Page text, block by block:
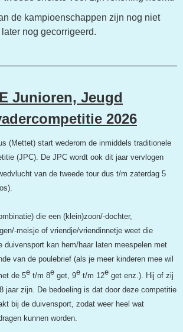
de kampioenschappen zijn nog niet
nog gecorrigeerd.
Junioren, Jeugd
2026
(Mettet) start wederom de inmiddels traditionele
(JPC). De JPC wordt ook dit jaar vervlogen
van de tweede tour dus t/m zaterdag 5
die een (klein)zoon/-dochter,
meisje of vriendje/vriendinnetje weet die
duivensport kan hem/haar laten meespelen met
van de poulebrief (als je meer kinderen mee wil
de 5e t/m 8e get, 9e t/m 12e get enz.). Hij of zij
jaar zijn. De bedoeling is dat door deze competitie
bij de duivensport, zodat weer heel wat
kunnen worden.